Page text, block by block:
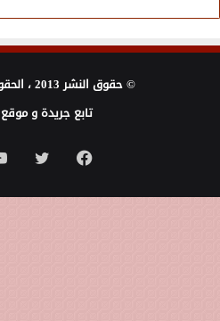
© حقوق النشر 2013 ، الحقوق محفوظة |
تابع جريدة و
فيسبوك تويتر